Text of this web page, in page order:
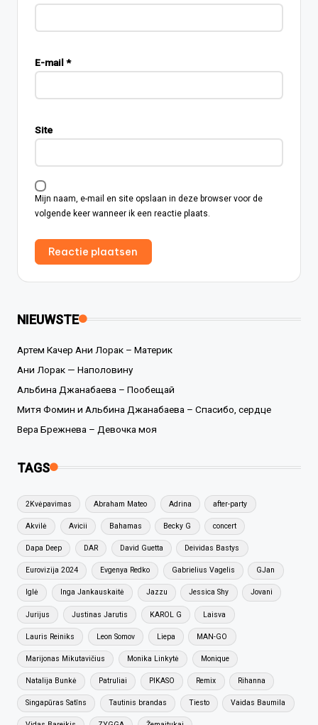
E-mail *
Site
Mijn naam, e-mail en site opslaan in deze browser voor de
volgende keer wanneer ik een reactie plaats.
NIEUWSTE
Артем Качер Ани Лорак – Материк
Ани Лорак — Наполовину
Альбина Джанабаева – Пообещай
Митя Фомин и Альбина Джанабаева – Спасибо, сердце
Вера Брежнева – Девочка моя
TAGS
2Kvėpavimas Abraham Mateo Adrina after-party
Akvilė Avicii Bahamas Becky G concert
Dapa Deep DAR David Guetta Deividas Bastys
Eurovizija 2024 Evgenya Redko Gabrielius Vagelis GJan
Iglė Inga Jankauskaitė Jazzu Jessica Shy Jovani
Jurijus Justinas Jarutis KAROL G Laisva
Lauris Reiniks Leon Somov Liepa MAN-GO
Marijonas Mikutavičius Monika Linkytė Monique
Natalija Bunkė Patruliai PIKASO Remix Rihanna
Singapūras Satīns Tautinis brandas Tiesto Vaidas Baumila